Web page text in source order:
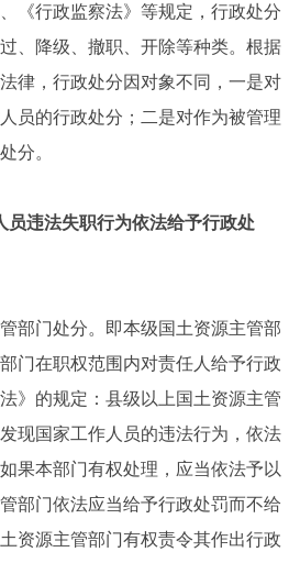
《行政监察法》等规定，行政处分
、降级、撤职、开除等种类。根据
律，行政处分因对象不同，一是对
员的行政处分；二是对作为被管理
分。
违法失职行为依法给予行政处
门处分。即本级国土资源主管部
门在职权范围内对责任人给予行政
》的规定：县级以上国土资源主管
现国家工作人员的违法行为，依法
果本部门有权处理，应当依法予以
部门依法应当给予行政处罚而不给
资源主管部门有权责令其作出行政